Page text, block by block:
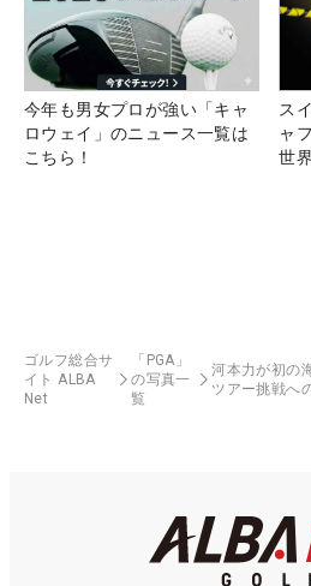
今年も男女プロが強い「キャ
ロウェイ」のニュース一覧は
こちら！
ス
ャ
世
ゴルフ総合サ
イト ALBA
Net
「PGA」
の写真一
覧
河本力が初の
ツアー挑戦へ